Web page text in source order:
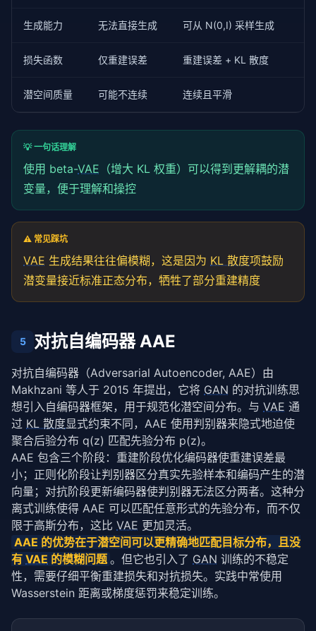
生成能力 无法直接生成 可从 N(0,I) 采样生成
损失函数 仅重建误差 重建误差 + KL 散度
潜空间质量 可能不连续 连续且平滑
💡 一句话理解
使用 beta-VAE （增大 KL 权重）可以得到更解耦的潜
变量，便于理解和操控
⚠️ 常见踩坑
VAE 生成结果往往偏模糊，这是因为 KL 散度项鼓励
潜变量接近标准正态分布，牺牲了部分重建精度
5 对抗自编码器 AAE
对抗自编码器（Adversarial Autoencoder, AAE）由
Makhzani 等人于 2015 年提出，它将 GAN 的对抗训练思
想引入自编码器框架，用于规范化潜空间分布。与 VAE 通
过 KL 散度显式约束不同，AAE 使用判别器来隐式地迫使
聚合后验分布 q(z) 匹配先验分布 p(z)。
AAE 包含三个阶段：重建阶段优化编码器使重建误差最
小；正则化阶段让判别器区分真实先验样本和编码产生的潜
向量；对抗阶段更新编码器使判别器无法区分两者。这种分
离式训练使得 AAE 可以匹配任意形式的先验分布，而不仅
限于高斯分布，这比 VAE 更加灵活。
AAE 的优势在于潜空间可以更精确地匹配目标分布，且没
有 VAE 的模糊问题 。但它也引入了 GAN 训练的不稳定
性，需要仔细平衡重建损失和对抗损失。实践中常使用
Wasserstein 距离或梯度惩罚来稳定训练。